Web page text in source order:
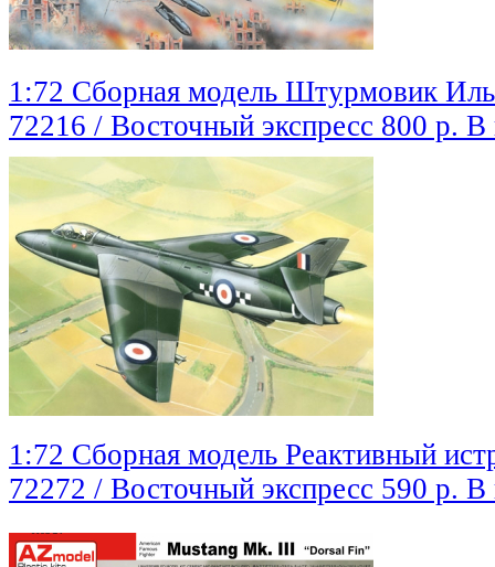
1:72 Сборная модель Штурмовик
72216 / Восточный экспресс 800 р. В
1:72 Сборная модель Реактивный
72272 / Восточный экспресс 590 р. В